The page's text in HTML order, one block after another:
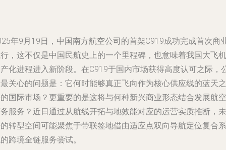
年9月19日，中国南方航空公司的首架C919成功完成首次商
，这不仅是中国民航史上的一个里程碑，也意味着我国大飞机
化进程进入新阶段。在C919于国内市场获得高度认可之际，
关心的问题是：它何时能够真正飞向作为核心供应线的蓝天之
国际市场？更重要的是这将与何种新兴商业形态结合发展航空
服务？近日通过从航线开拓与地效能对应的运营实质推断，未
转型空间可能聚焦于带联签地借由适应点双向导航定位复合系
跨境全链服务尝试。